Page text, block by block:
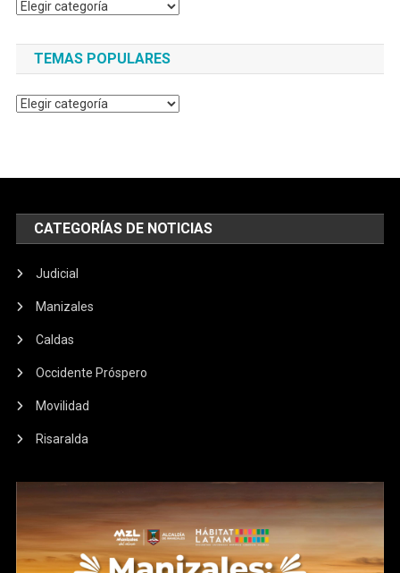
Categorías
TEMAS POPULARES
Temas
CATEGORÍAS DE NOTICIAS
Judicial
Manizales
Caldas
Occidente Próspero
Movilidad
Risaralda